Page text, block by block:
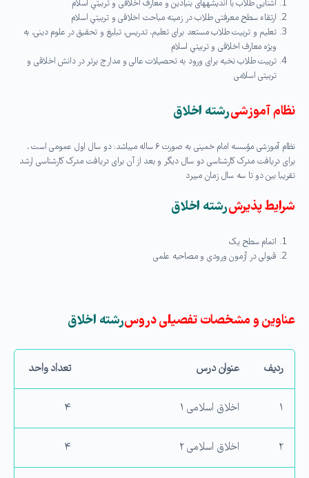
آشنایی طلاب با اندیشه‏های بنیادین و معارف اخلاقی و تربیتیِ اسلام
ارتقاء سطح معرفتی طلاب در زمینه مباحث اخلاقی و تربیتیِ اسلام
تعلیم و تربیت طلاب مستعد برای تعلیم، تدریس، تبلیغ و تحقیق در علوم دینی، به
ویژه معارف اخلاقی و تربیتیِ اسلام
تربیت طلاب نخبه برای ورود به تحصیلات عالی و مدارج برتر در دانش اخلاقی و
تربیتی اسلامی
نظام آموزشیرشته اخلاق
نظام آموزشی مؤسسه امام خمینی به صورت ۶ ساله می‏باشد: دو سال اول عمومی است ،
برای دریافت مدرک کارشناسی دو سال دیگر و بعد از آن برای دریافت مدرک کارشناسی ارشد
تقریبا بین دو تا سه سال زمان می‏برد
شرایط پذیرشرشته اخلاق
اتمام سطح یک
قبولی در آزمون ورودی و مصاحبه علمی
عناوین و مشخصات تفصیلی دروسرشته اخلاق
ردیف عنوان درس تعداد واحد
۱ اخلاق اسلامی ۱ ۴
۲ اخلاق اسلامی ۲ ۴